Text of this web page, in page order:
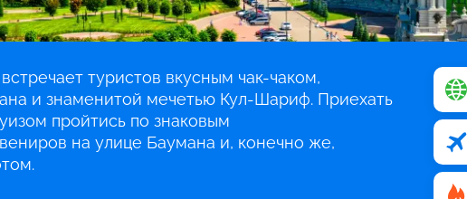
туристов вкусным чак-чаком,
и знаменитой мечетью Кул-Шариф. Приехать
пройтись по знаковым
на улице Баумана и, конечно же,